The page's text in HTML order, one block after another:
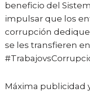
beneficio del
impulsar que los
corrupción
se les transfieren
Máxima publicidad